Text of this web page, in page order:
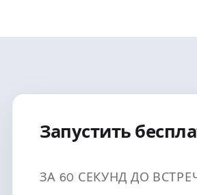
Запустить
ЗА 60 СЕКУНД ДО